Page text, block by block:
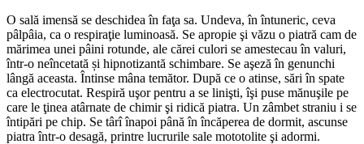
O sală imensă se deschidea în faţa sa. Undeva, în întuneric, ceva
pâlpâia, ca o respiraţie luminoasă. Se apropie şi văzu o piatră cam de
mărimea unei pâini rotunde, ale cărei culori se amestecau în valuri,
într-o neîncetată și hipnotizantă schimbare. Se aşeză în genunchi
lângă aceasta. Întinse mâna temător. După ce o atinse, sări în spate
ca electrocutat. Respiră uşor pentru a se linişti, îşi puse mănuşile pe
care le ţinea atârnate de chimir şi ridică piatra. Un zâmbet straniu i se
întipări pe chip. Se târî înapoi până în încăperea de dormit, ascunse
piatra într-o desagă, printre lucrurile sale mototolite şi adormi.